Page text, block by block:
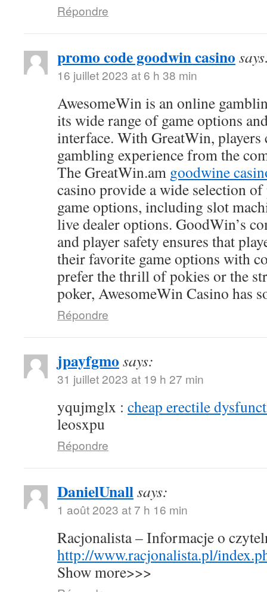
Répondre
promo code goodwin casino
16 juillet 2023 at 6 h 38 min
AwesomeWin is an online
its wide range of game options
interface. With GreatWin, players
gambling experience from the
The GreatWin.am goodwine
casino provide a wide selection
game options, including slot
live dealer options. GoodWin’s
and player safety ensures that
their favorite game options with
prefer the thrill of pokies or the
poker, AwesomeWin Casino has
Répondre
jpayfgmo says:
31 juillet 2023 at 19 h 27 min
yqujmglx : cheap erectile
leosxpu
Répondre
DanielUnallsays:
1 août 2023 at 7 h 16 min
Racjonalista – Informacje o
http://www.racjonalista.pl/
Show more>>>